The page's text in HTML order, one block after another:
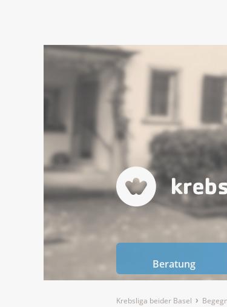
Beratung
Krebsliga beider Basel